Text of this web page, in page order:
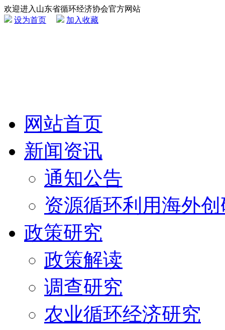
欢迎进入山东省循环经济协会官方网站
设为首页
加入收藏
网站首页
新闻资讯
通知公告
资源循环利用海外
政策研究
政策解读
调查研究
农业循环经济研究